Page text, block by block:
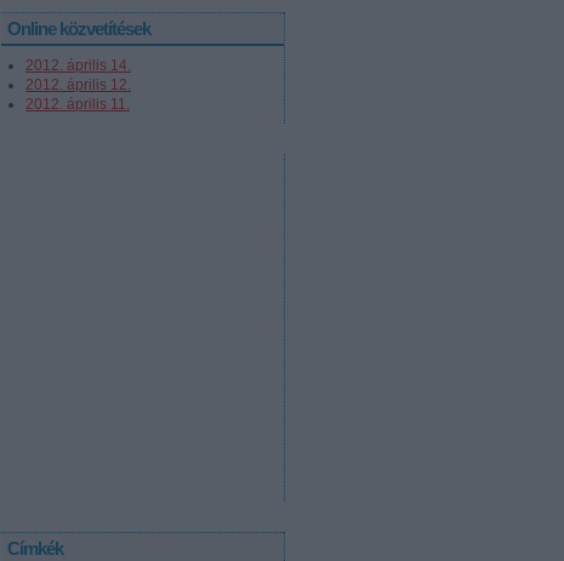
Online közvetítések
2012. április 14.
2012. április 12.
2012. április 11.
Címkék